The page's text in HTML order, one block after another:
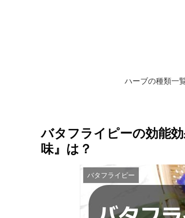
ハーブの種類一
バタフライピーの効能
味』は？
バタフライピー